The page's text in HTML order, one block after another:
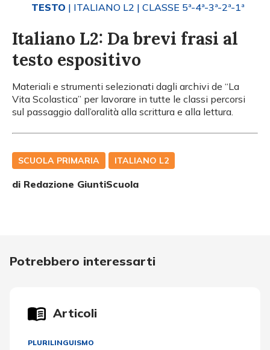
TESTO | ITALIANO L2 | CLASSE 5ª-4ª-3ª-2ª-1ª
Italiano L2: Da brevi frasi al
testo espositivo
Materiali e strumenti selezionati dagli archivi de “La
Vita Scolastica” per lavorare in tutte le classi percorsi
sul passaggio dall’oralità alla scrittura e alla lettura.
SCUOLA PRIMARIA ITALIANO L2
di Redazione GiuntiScuola
Potrebbero interessarti
Articoli
PLURILINGUISMO